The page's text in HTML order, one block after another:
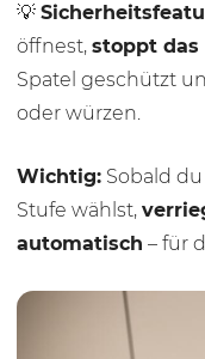
💡
öffnest, stoppt das
Spatel geschützt
oder würzen.
Wichtig: Sobald
Stufe wählst,
automatisch – für